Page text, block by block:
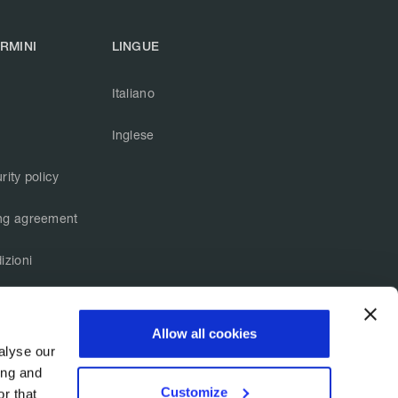
our
and
that
Allow all cookies
Customize
policy
agreement
LINGUE
Italiano
Inglese